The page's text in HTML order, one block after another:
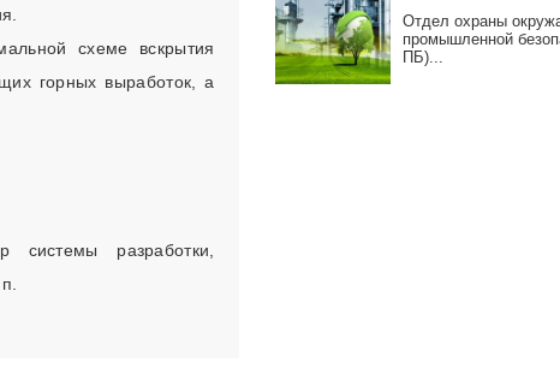
схеме вскрытия
горных выработок, а
системы разработки,
Отдел охраны
промышленной
ПБ)...